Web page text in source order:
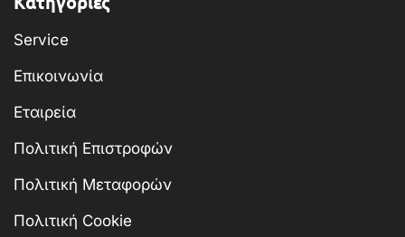
Service
Επικοινωνία
Εταιρεία
Πολιτική Επιστροφών
Πολιτική Μεταφορών
Πολιτική Cookie